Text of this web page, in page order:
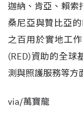
迦納、肯亞、賴索
桑尼亞與贊比亞
之百用於實地工
(RED)資助的全球
測與照護服務等方
via/萬寶龍